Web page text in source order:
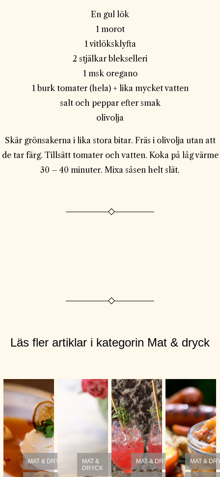
En gul lök
1 morot
1 vitlöksklyfta
2 stjälkar blekselleri
1 msk oregano
1 burk tomater (hela) + lika mycket vatten
salt och peppar efter smak
olivolja
Skär grönsakerna i lika stora bitar. Fräs i olivolja utan att
de tar färg. Tillsätt tomater och vatten. Koka på låg värme
30 – 40 minuter. Mixa såsen helt slät.
Läs fler artiklar i kategorin Mat & dryck
MAT & DRYCK
MAT &
DRYCK
MAT & DRYCK MAT &